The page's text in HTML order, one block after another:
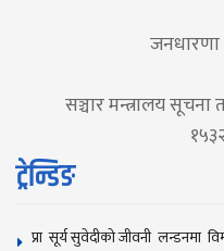
जनधारणा
सञ्चार मन्त्रालय सूचना
ट्रेन्डिङ
प्रा सूर्य सुवेदीको जीवनी लन्डनमा